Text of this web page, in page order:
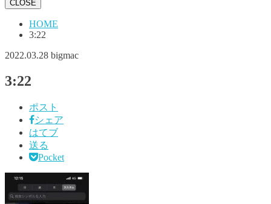
CLOSE
HOME
3:22
2022.03.28 bigmac
3:22
ポスト
シェア
はてブ
送る
Pocket